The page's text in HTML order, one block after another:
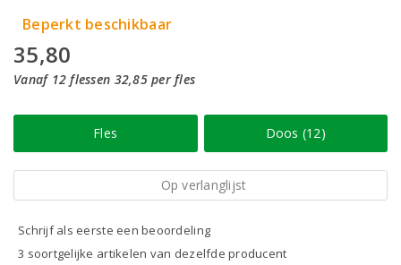
Beperkt beschikbaar
35,80
Vanaf 12 flessen 32,85 per fles
Fles Doos (12)
Op verlanglijst
Schrijf als eerste een beoordeling
3 soortgelijke artikelen van dezelfde producent